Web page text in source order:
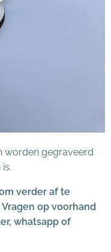
worden gegraveerd
verder af te
op voorhand
whatsapp of